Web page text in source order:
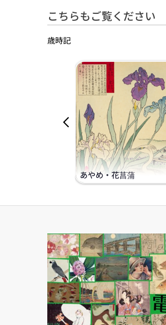
こちらもご覧ください
歳時記
あやめ・花菖蒲